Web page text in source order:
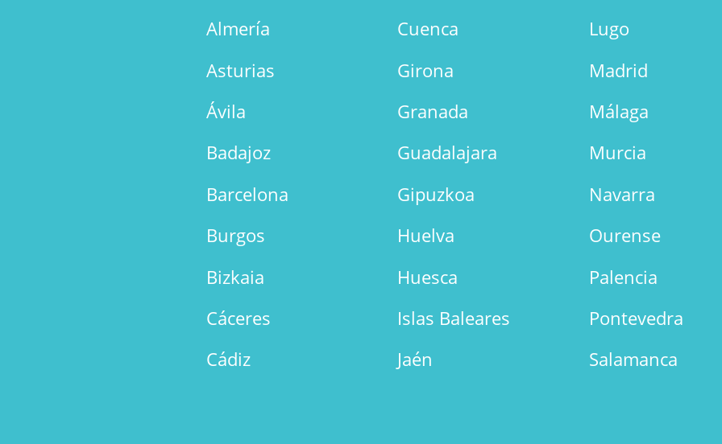
Almería
Asturias
Ávila
Badajoz
Barcelona
Burgos
Bizkaia
Cáceres
Cádiz
Cuenca
Girona
Granada
Guadalajara
Gipuzkoa
Huelva
Huesca
Islas Baleares
Jaén
Lugo
Madrid
Málaga
Murcia
Navarra
Ourense
Palencia
Pontevedra
Salamanca